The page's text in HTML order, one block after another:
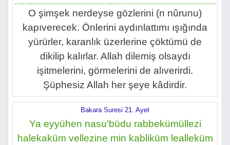
O şimşek nerdeyse gözlerini (n nûrunu)
kapıverecek. Önlerini aydınlattımı ışığında
yürürler, karanlık üzerlerine çöktümü de
dikilip kalırlar. Allah dilemiş olsaydı
işitmelerini, görmelerini de alıverirdi.
Şüphesiz Allah her şeye kâdirdir.
Bakara Suresi 21. Ayet
Ya eyyühen nasu'büdu rabbekümüllezi
halekaküm vellezine min kabliküm lealleküm